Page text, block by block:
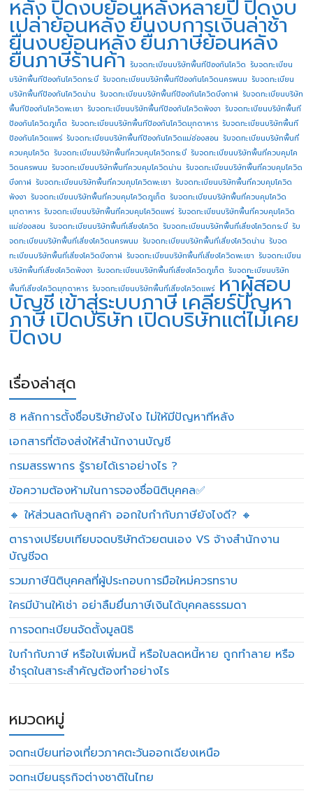
หลังปิดงบย้อนหลังหลายปี ปิดงบ
เปล่าย้อนหลังยื่นงบการเงินล่าช้า
ยื่นงบย้อนหลังยื่นภาษีย้อนหลัง
ยื่นภาษีร้านค้า รับจดทะเบียนบริษัทพื้นทีป้องกันโควิด รับจดทะเบียน
บริษัทพื้นทีป้องกันโควิดกระบี่ รับจดทะเบียนบริษัทพื้นทีป้องกันโควิดนครพนม รับจดทะเบียน
บริษัทพื้นทีป้องกันโควิดน่าน รับจดทะเบียนบริษัทพื้นทีป้องกันโควิดบึงกาฬ รับจดทะเบียนบริษัท
พื้นทีป้องกันโควิดพะเยา รับจดทะเบียนบริษัทพื้นทีป้องกันโควิดพังงา รับจดทะเบียนบริษัทพื้นที
ป้องกันโควิดภูเก็ต รับจดทะเบียนบริษัทพื้นทีป้องกันโควิดมุกดาหาร รับจดทะเบียนบริษัทพื้นที
ป้องกันโควิดแพร่ รับจดทะเบียนบริษัทพื้นทีป้องกันโควิดแม่ฮ่องสอน รับจดทะเบียนบริษัทพื้นที่
ควบคุมโควิด รับจดทะเบียนบริษัทพื้นที่ควบคุมโควิดกระบี่ รับจดทะเบียนบริษัทพื้นที่ควบคุมโค
วิดนครพนม รับจดทะเบียนบริษัทพื้นที่ควบคุมโควิดน่าน รับจดทะเบียนบริษัทพื้นที่ควบคุมโควิด
บึงกาฬ รับจดทะเบียนบริษัทพื้นที่ควบคุมโควิดพะเยา รับจดทะเบียนบริษัทพื้นที่ควบคุมโควิด
พังงา รับจดทะเบียนบริษัทพื้นที่ควบคุมโควิดภูเก็ต รับจดทะเบียนบริษัทพื้นที่ควบคุมโควิด
มุกดาหาร รับจดทะเบียนบริษัทพื้นที่ควบคุมโควิดแพร่ รับจดทะเบียนบริษัทพื้นที่ควบคุมโควิด
แม่ฮ่องสอน รับจดทะเบียนบริษัทพื้นที่เสี่ยงโควิด รับจดทะเบียนบริษัทพื้นที่เสี่ยงโควิดกระบี่ รับ
จดทะเบียนบริษัทพื้นที่เสี่ยงโควิดนครพนม รับจดทะเบียนบริษัทพื้นที่เสี่ยงโควิดน่าน รับจด
ทะเบียนบริษัทพื้นที่เสี่ยงโควิดบึงกาฬ รับจดทะเบียนบริษัทพื้นที่เสี่ยงโควิดพะเยา รับจดทะเบียน
บริษัทพื้นที่เสี่ยงโควิดพังงา รับจดทะเบียนบริษัทพื้นที่เสี่ยงโควิดภูเก็ต รับจดทะเบียนบริษัท
พื้นที่เสี่ยงโควิดมุกดาหาร รับจดทะเบียนบริษัทพื้นที่เสี่ยงโควิดแพร่ หาผู้สอบ
บัญชี เข้าสู่ระบบภาษี เคลียร์ปัญหา
ภาษีเปิดบริษัทเปิดบริษัทแต่ไม่เคย
ปิดงบ
เรื่องล่าสุด
8 หลักการตั้งชื่อบริษัทยังไง ไม่ให้มีปัญหาทีหลัง
เอกสารที่ต้องส่งให้สำนักงานบัญชี
กรมสรรพากร รู้รายได้เราอย่างไร ?
ข้อความต้องห้ามในการจองชื่อนิติบุคคล✅
🔸 ให้ส่วนลดกับลูกค้า ออกใบกำกับภาษียังไงดี? 🔸
ตารางเปรียบเทียบจดบริษัทด้วยตนเอง VS จ้างสำนักงาน
บัญชีจด
รวมภาษีนิติบุคคลที่ผู้ประกอบการมือใหม่ควรทราบ
ใครมีบ้านให้เช่า อย่าลืมยื่นภาษีเงินได้บุคคลธรรมดา
การจดทะเบียนจัดตั้งมูลนิธิ
ใบกำกับภาษี หรือใบเพิ่มหนี้ หรือใบลดหนี้หาย ถูกทำลาย หรือ
ชำรุดในสาระสำคัญต้องทำอย่างไร
หมวดหมู่
จดทะเบียนท่องเที่ยวภาคตะวันออกเฉียงเหนือ
จดทะเบียนธุรกิจต่างชาติในไทย